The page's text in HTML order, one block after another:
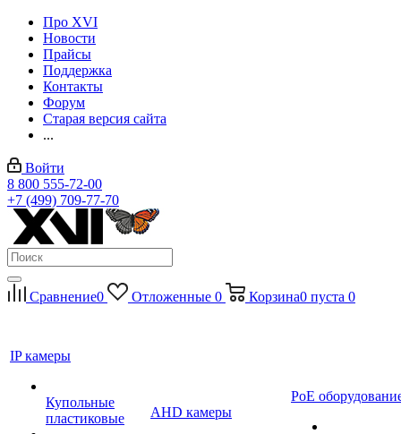
Про XVI
Новости
Прайсы
Поддержка
Контакты
Форум
Старая версия сайта
...
Войти
8 800 555-72-00
+7 (499) 709-77-70
Сравнение0 Отложенные 0 Корзина0 пуста 0
IP камеры
Купольные
пластиковые
AHD камеры
PoE